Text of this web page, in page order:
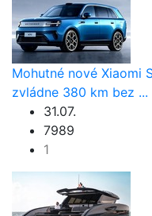
Mohutné nové Xiaomi
zvládne 380 km bez ...
31.07.
7989
1